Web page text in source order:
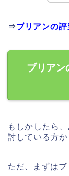
⇒ブリアンの
ブリアン
もしかしたら
討している方か
ただ、まずは